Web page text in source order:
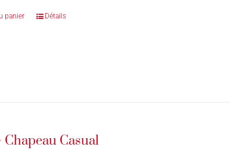
panier Détails
Chapeau Casual